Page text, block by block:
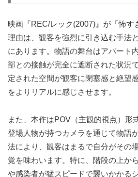
映画『REC/レック(2007)』が「怖す
理由は、観客を強烈に引き込む手法
にあります。物語の舞台はアパート
部との接触が完全に遮断された状況
定された空間が観客に閉塞感と絶望
をよりリアルに感じさせます。
また、本作はPOV（主観的視点）形
登場人物が持つカメラを通じて物語
法により、観客はまるで自分がその
覚を味わいます。特に、階段の上か
や感染者が猛スピードで襲いかかる